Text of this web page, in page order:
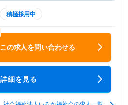
積極採用中
この求人を問い合わせる
詳細を見る